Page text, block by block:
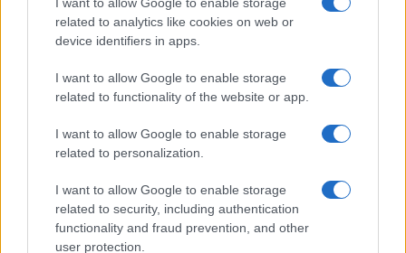
related to analytics like cookies on web or
device identifiers in apps.
I want to allow Google to enable storage
related to functionality of the website or app.
I want to allow Google to enable storage
related to personalization.
I want to allow Google to enable storage
related to security, including authentication
functionality and fraud prevention, and other
user protection.
nuove aule nelle scuole di Olbia
Incidente sulla provinciale 125, paura tra Olbia e
Arzachena
Incidente sulla strada provinciale ad Arzachena,
Sangue, musica e solidarietà con Avis Olbia al